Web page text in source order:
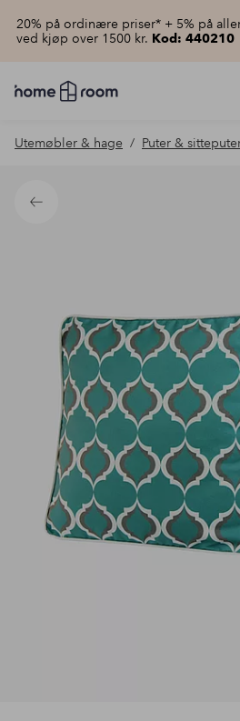
20% på ordinære priser* + 5% på
ved kjøp over 1500 kr. Kod: 440210
Homeroom
–
hjemmet
pris
Utemøbler & hage Puter &
Tilbake